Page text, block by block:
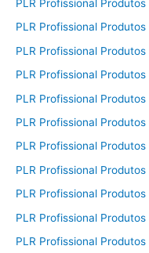
PLR Profissional Produtos
PLR Profissional
PLR Profissional
PLR Profissional Produtos
PLR Profissional
PLR Profissional Produtos
PLR Profissional
PLR Profissional Produtos
PLR Profissional
PLR Profissional Produtos
PLR Profissional